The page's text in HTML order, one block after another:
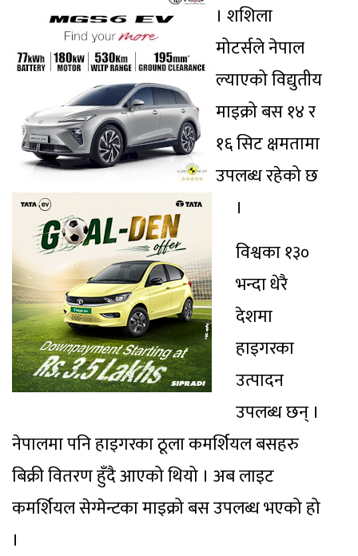
। शशिला
मोटर्सले नेपाल
ल्याएको विद्युतीय
माइक्रो बस १४ र
१६ सिट क्षमतामा
उपलब्ध रहेको छ
।
विश्वका १३०
भन्दा धेरै
देशमा
हाइगरका
उत्पादन
उपलब्ध छन् ।
नेपालमा पनि हाइगरका ठूला कमर्शियल बसहरु
बिक्री वितरण हुँदै आएको थियो । अब लाइट
कमर्शियल सेग्मेन्टका माइक्रो बस उपलब्ध भएको हो
।